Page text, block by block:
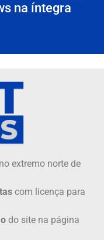
na íntegra
extremo norte de
com licença para
do site na página